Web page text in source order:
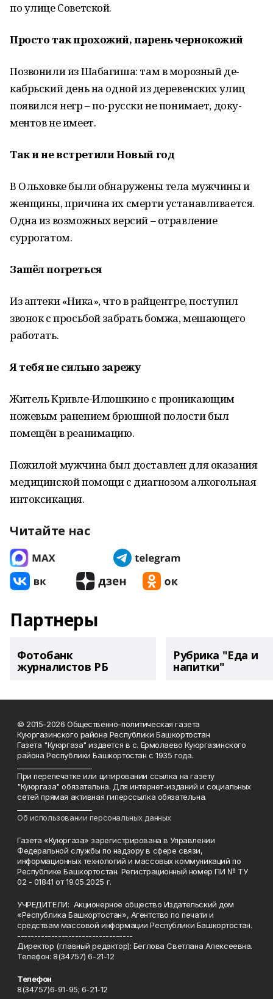
по улице Советской.
Просто так прохожий, парень чернокожий
Позвонили из Шабагиша: там в морозный де­
кабрьский день на одной из деревенских улиц
появился негр – по-русски не понимает, доку­
ментов не имеет.
Так и не встретили Новый год
В Ольховке были обнаружены тела мужчи­ны и
женщины, причина их смерти устанавли­вается.
Одна из возможных версий – отравле­ние
суррогатом.
Зашёл погреться
Из аптеки «Ника», что в райцентре, поступил
звонок с просьбой забрать бомжа, мешающего
работать.
Я тебя не сильно зарежу
Житель Кривле-Илюшкино с проникающим
ножевым ранени­ем брюшной полости был
помещён в реанимацию.
Пожилой мужчина был доставлен для ока­зания
медицинской помощи с диагнозом алко­гольная
интоксикация.
Читайте нас
Партнеры
Фотобанк
журналистов РБ
Рубрика "Еда и
напитки"
© 2015-2026 Общественно-политическая газета
Куюргазинского района Республики Башкортостан
Газета "Куюргаза" издается в с. Ермолаево Куюргазинского
района Республики Башкортостан с 1935 года.
При перепечатке или цитировании ссылка на газету
"Куюргаза" обязательна. Для интернет-изданий и социальных
сетей прямая активная гиперссылка обязательна.
Об использовании персональных данных
Газета «Куюргаза» зарегистрирована в Управлении
Федеральной службы по надзору в сфере связи,
информационных технологий и массовых коммуникаций по
Республике Башкортостан. Регистрационный номер ПИ № ТУ
02 - 01841 от 19.05.2025 г.
УЧРЕДИТЕЛИ: Акционерное общество Издательский дом
«Республика Башкортостан», Агентство по печати и
средствам массовой информации Республики Башкортостан.
----------------------------------
Директор (главный редактор): Беглова Светлана Алексеевна.
Телефон: 8(34757) 6-21-12
Телефон
8(34757)6-91-95; 6-21-12